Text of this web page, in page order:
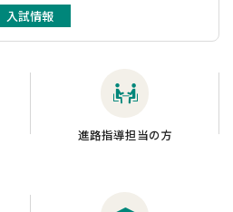
入試情報
進路指導担当の方